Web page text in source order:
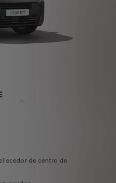
de centro de